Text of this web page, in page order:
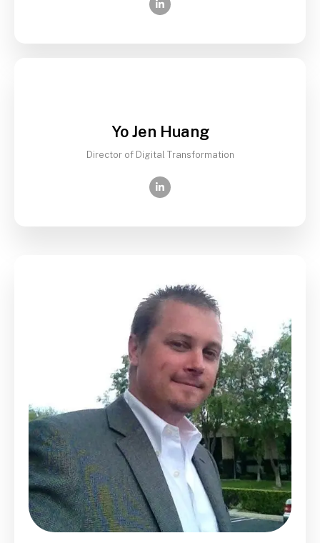
Yo Jen Huang
Director of Digital Transformation